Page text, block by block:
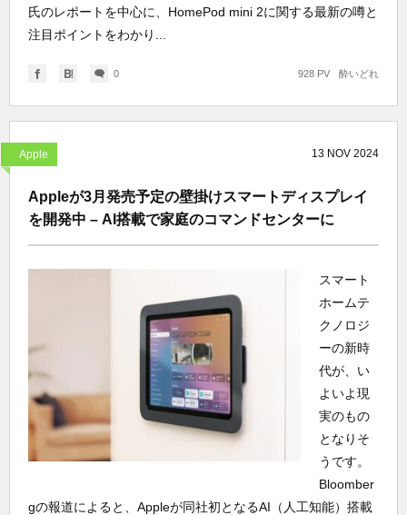
氏のレポートを中心に、HomePod mini 2に関する最新の噂と
注目ポイントをわかり...
0 酔いどれ
928 PV
Apple 13 NOV 2024
Appleが3月発売予定の壁掛けスマートディスプレイ
を開発中 – AI搭載で家庭のコマンドセンターに
スマート
ホームテ
クノロジ
ーの新時
代が、い
よいよ現
実のもの
となりそ
うです。
Bloomber
gの報道によると、Appleが同社初となるAI（人工知能）搭載